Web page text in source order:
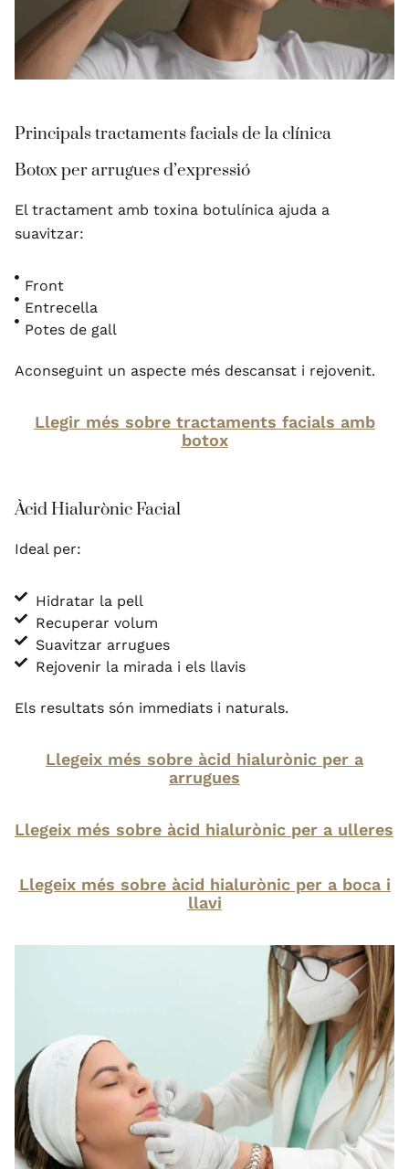
Principals tractaments facials de la clínica
Botox per arrugues d’expressió
El tractament amb toxina botulínica ajuda a
suavitzar:
Front
Entrecella
Potes de gall
Aconseguint un aspecte més descansat i rejovenit.
Llegir més sobre tractaments facials amb
botox
Àcid Hialurònic Facial
Ideal per:
Hidratar la pell
Recuperar volum
Suavitzar arrugues
Rejovenir la mirada i els llavis
Els resultats són immediats i naturals.
Llegeix més sobre àcid hialurònic per a
arrugues
Llegeix més sobre àcid hialurònic per a ulleres
Llegeix més sobre àcid hialurònic per a boca i
llavi